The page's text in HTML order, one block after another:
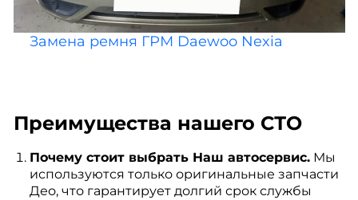
Замена ремня ГРМ Daewoo Nexia
Преимущества нашего СТО
Почему стоит выбрать Наш автосервис.Мы
используются только оригинальные запчасти
Део, что гарантирует долгий срок службы